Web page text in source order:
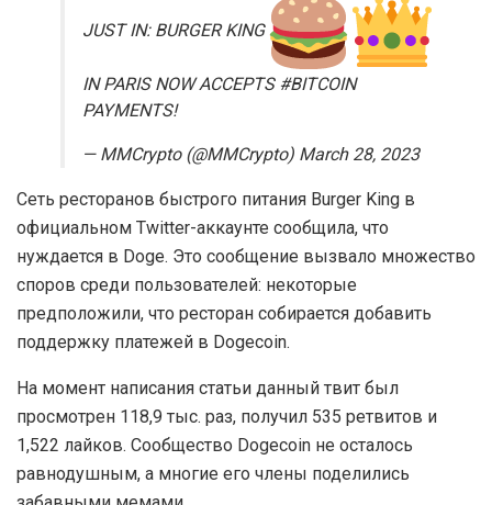
JUST IN: BURGER KING
IN PARIS NOW ACCEPTS #BITCOIN
PAYMENTS!
— MMCrypto (@MMCrypto) March 28, 2023
Сеть ресторанов быстрого питания Burger King в
официальном Twitter-аккаунте сообщила, что
нуждается в Doge. Это сообщение вызвало множество
споров среди пользователей: некоторые
предположили, что ресторан собирается добавить
поддержку платежей в Dogecoin.
На момент написания статьи данный твит был
просмотрен 118,9 тыс. раз, получил 535 ретвитов и
1,522 лайков. Сообщество Dogecoin не осталось
равнодушным, а многие его члены поделились